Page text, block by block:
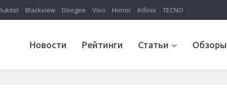
Blackview Doogee Vivo Honor Infinix TECNO
Новости Рейтинги Статьи Обзоры